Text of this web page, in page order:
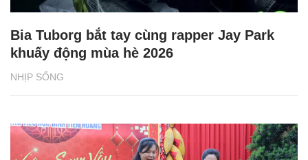
NHỊP SỐNG
Bia Tuborg bắt tay cùng rapper Jay Park
khuấy động mùa hè 2026